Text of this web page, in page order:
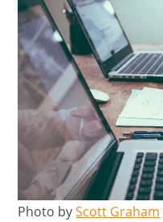
Photo byScott Graham